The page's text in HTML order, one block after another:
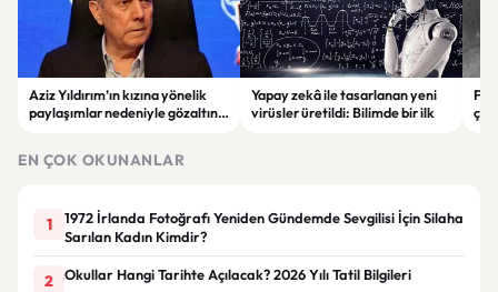
Aziz Yıldırım’ın kızına yönelik
paylaşımlar nedeniyle gözaltına
Yapay zekâ ile tasarlanan yeni
virüsler üretildi: Bilimde bir ilk
EN ÇOK OKUNANLAR
1
1972 İrlanda Fotoğrafı Yeniden Gündemde Sevgilisi İçin Silaha
Sarılan Kadın Kimdir?
2 Okullar Hangi Tarihte Açılacak? 2026 Yılı Tatil Bilgileri